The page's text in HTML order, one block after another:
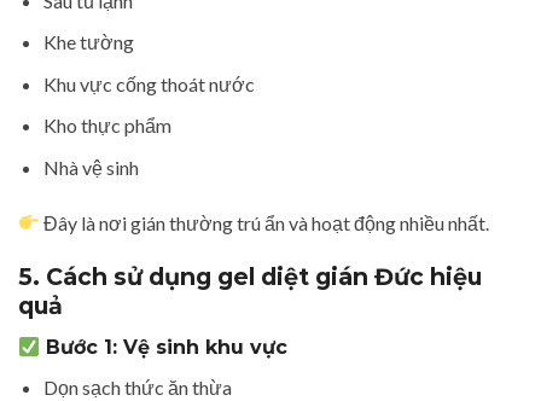
Khe tường
Khu vực cống thoát nước
Kho thực phẩm
Nhà vệ sinh
Đây là nơi gián thường trú ẩn và hoạt động nhiều nhất.
5. Cách sử dụng gel diệt gián Đức hiệu
quả
Bước 1: Vệ sinh khu vực
Dọn sạch thức ăn thừa